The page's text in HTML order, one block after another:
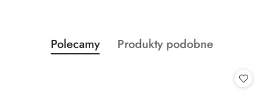
Pomiń karuzelę produktów
Produkty
o
Polecamy
Produkty
Produkty podobne